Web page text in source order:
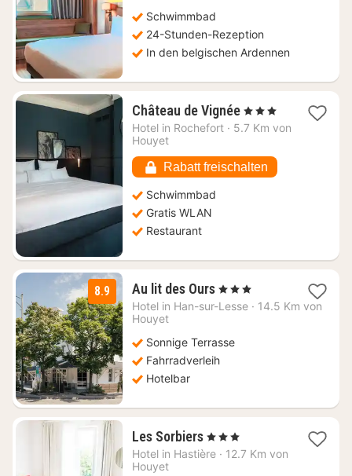
Schwimmbad
24-Stunden-Rezeption
In den belgischen Ardennen
Château de Vignée1
Nacht
€
, 3 Sterne
Hotel in Rochefort · 5.7 Km von
Houyet
Rabatt freischalten
Schwimmbad
Gratis WLAN
Restaurant
8.9 Au lit des Ours1
Nacht
€
, 3 Sterne
Hotel in Han-sur-Lesse · 14.5 Km von
Houyet
Sonnige Terrasse
Fahrradverleih
Hotelbar
Les Sorbiers1
Nacht
, 3 Sterne
Hotel in Hastière · 12.7 Km von
Houyet